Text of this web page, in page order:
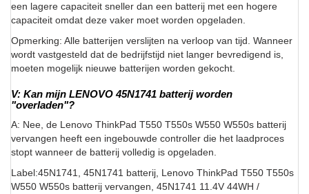
een lagere capaciteit sneller dan een batterij met een hogere
capaciteit omdat deze vaker moet worden opgeladen.
Opmerking: Alle batterijen verslijten na verloop van tijd. Wanneer
wordt vastgesteld dat de bedrijfstijd niet langer bevredigend is,
moeten mogelijk nieuwe batterijen worden gekocht.
V: Kan mijn LENOVO 45N1741 batterij worden
"overladen"?
A: Nee, de Lenovo ThinkPad T550 T550s W550 W550s batterij
vervangen heeft een ingebouwde controller die het laadproces
stopt wanneer de batterij volledig is opgeladen.
Label:45N1741, 45N1741 batterij, Lenovo ThinkPad T550 T550s
W550 W550s batterij vervangen, 45N1741 11.4V 44WH /